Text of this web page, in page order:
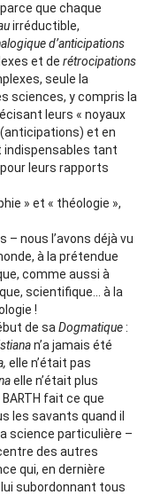
que chaque
irréductible,
d’anticipations
et de rétrocipations
seule la
sciences, y compris la
leurs « noyaux
et en
indispensables tant
leurs rapports
» et « théologie »,
nous l’avons déjà vu
à la prétendue
comme aussi à
scientifique… à la
!
de sa Dogmatique:
n’a jamais été
elle n’était pas
elle n’était plus
fait ce que
les savants quand il
science particulière –
des autres
qui, en dernière
lui subordonnant tous